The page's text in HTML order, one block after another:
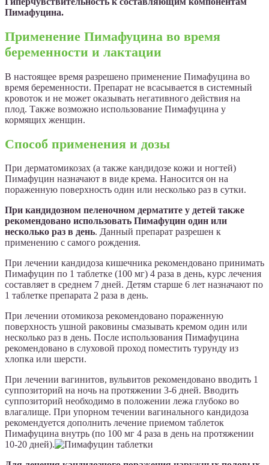
Пимафуцина.
Применение Пимафуцина во время
беременности и лактации
В настоящее время разрешено применение Пимафуцина во
время беременности. Препарат не всасывается в системный
кровоток и не может оказывать негативного действия на
плод. Также возможно использование Пимафуцина у
кормящих женщин.
Способ применения и дозы
При дерматомикозах (а также кандидозе кожи и ногтей)
Пимафуцин назначают в виде крема. Наносится он на
пораженную поверхность один или несколько раз в сутки.
При кандидозном пеленочном дерматите у детей также
рекомендовано использовать Пимафуцин один или
несколько раз в день. Данный препарат разрешен к
применению с самого рождения.
При лечении кандидоза кишечника рекомендовано принимать
Пимафуцин по 1 таблетке (100 мг) 4 раза в день, курс лечения
составляет в среднем 7 дней. Детям старше 6 лет назначают по
1 таблетке препарата 2 раза в день.
При лечении отомикоза рекомендовано пораженную
поверхность ушной раковины смазывать кремом один или
несколько раз в день. После использования Пимафуцина
рекомендовано в слуховой проход поместить турунду из
хлопка или шерсти.
При лечении вагинитов, вульвитов рекомендовано вводить 1
суппозиторий на ночь на протяжении 3-6 дней. Вводить
суппозиторий необходимо в положении лежа глубоко во
влагалище. При упорном течении вагинального кандидоза
рекомендуется дополнить лечение приемом таблеток
Пимафуцина внутрь (по 100 мг 4 раза в день на протяжении
10-20 дней).